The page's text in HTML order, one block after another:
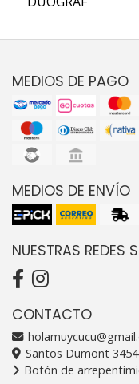
MEDIOS DE PAGO
MEDIOS DE ENVÍO
NUESTRAS REDES
CONTACTO
Santos Dumont 3454
Botón de